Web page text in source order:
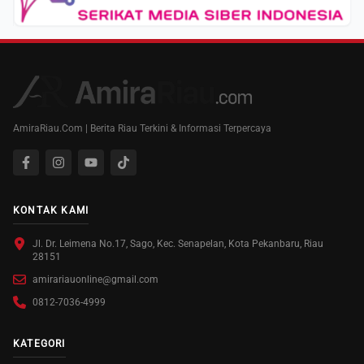
AmiraRiau.Com | Berita Riau Terkini & Informasi Terpercaya
KONTAK KAMI
Jl. Dr. Leimena No.17, Sago, Kec. Senapelan, Kota Pekanbaru, Riau
28151
amirariauonline@gmail.com
0812-7036-4999
KATEGORI